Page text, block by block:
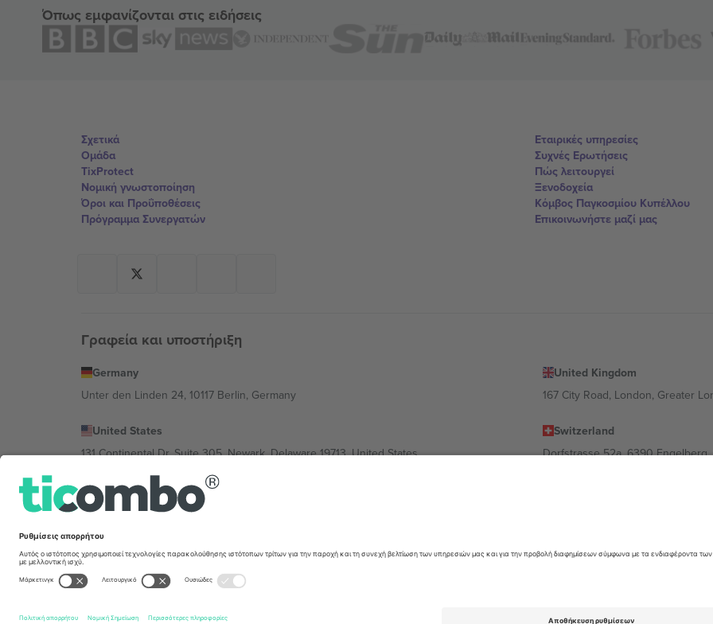
Όπως εμφανίζονται στις ειδήσεις
Σχετικά
Ομάδα
TixProtect
Νομική γνωστοποίηση
Όροι και Προΰποθέσεις
Πρόγραμμα Συνεργατών
Εταιρικές υπηρεσίες
Συχνές Ερωτήσεις
Πώς λειτουργεί
Ξενοδοχεία
Κόμβος Παγκοσμίου Κυπέλλου
Επικοινωνήστε μαζί μας
Γραφεία και υποστήριξη
Germany
Unter den Linden 24, 10117 Berlin, Germany
United Kingdom
167 City Road, London, Greater
United States
131 Continental Dr, Suite 305, Newark, Delaware 19713, United States
Switzerland
Dorfstrasse 52a, 6390 Engelberg,
Bulgaria
Regus Sofia City West, bul Totleben 53-55, 1606 Sofia, Bulgaria
Mexico
Av Chapultepec 360, Roma Norte, Cuauhtémoc, 06700 Ciudad de México, CDMX, Mexico
συγκεκριμένης εκδήλωσης, στο αποτύπωμα και στους όρους.,
Οροι. © 2026 Ticombo. All rights